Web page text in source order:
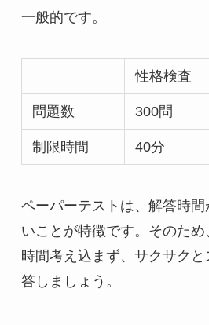
一般的です。
性格検査
問題数 300問
制限時間 40分
ペーパーテストは、解答時
いことが特徴です。そのた
時間考え込まず、サクサク
答しましょう。